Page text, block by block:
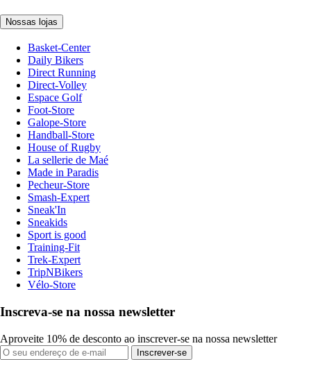
Nossas lojas
Basket-Center
Daily Bikers
Direct Running
Direct-Volley
Espace Golf
Foot-Store
Galope-Store
Handball-Store
House of Rugby
La sellerie de Maé
Made in Paradis
Pecheur-Store
Smash-Expert
Sneak'In
Sneakids
Sport is good
Training-Fit
Trek-Expert
TripNBikers
Vélo-Store
Inscreva-se na nossa newsletter
Aproveite 10% de desconto ao inscrever-se na nossa newsletter
Inscrever-se